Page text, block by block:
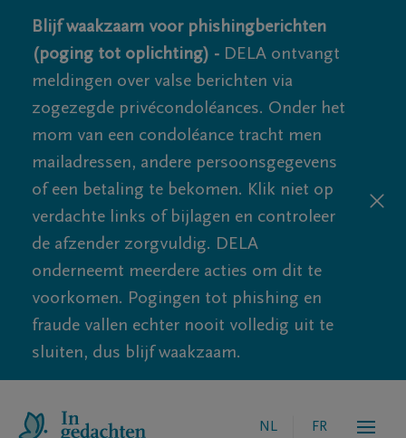
Blijf waakzaam voor phishingberichten
(poging tot oplichting) - DELA ontvangt
meldingen over valse berichten via
zogezegde privécondoléances. Onder het
mom van een condoléance tracht men
mailadressen, andere persoonsgegevens
of een betaling te bekomen. Klik niet op
verdachte links of bijlagen en controleer
de afzender zorgvuldig. DELA
onderneemt meerdere acties om dit te
voorkomen. Pogingen tot phishing en
fraude vallen echter nooit volledig uit te
sluiten, dus blijf waakzaam.
NL FR